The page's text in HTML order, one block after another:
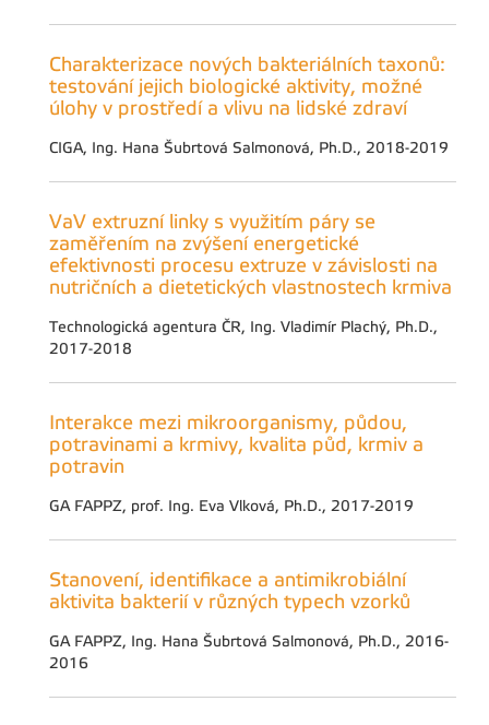
Charakterizace nových bakteriálních taxonů:
testování jejich biologické aktivity, možné
úlohy v prostředí a vlivu na lidské zdraví
CIGA, Ing. Hana Šubrtová Salmonová, Ph.D., 2018-2019
VaV extruzní linky s využitím páry se
zaměřením na zvýšení energetické
efektivnosti procesu extruze v závislosti na
nutričních a dietetických vlastnostech krmiva
Technologická agentura ČR, Ing. Vladimír Plachý, Ph.D.,
2017-2018
Interakce mezi mikroorganismy, půdou,
potravinami a krmivy, kvalita půd, krmiv a
potravin
GA FAPPZ, prof. Ing. Eva Vlková, Ph.D., 2017-2019
Stanovení, identifikace a antimikrobiální
aktivita bakterií v různých typech vzorků
GA FAPPZ, Ing. Hana Šubrtová Salmonová, Ph.D., 2016-
2016